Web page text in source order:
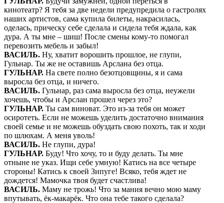
кинотеатр? Я тебя за две недели предупредила о гастролях
наших артистов, сама купила билеты, накрасилась,
оделась, прическу себе сделала и сидела тебя ждала, как
дура. А ты мне – шиш! После смены кому-то помогал
перевозить мебель и забыл!
ВАСИЛЬ. Ну, хватит ворошить прошлое, не глупи,
Гульнар. Ты же не оставишь Арслана без отца.
ГУЛЬНАР. На свете полно безотцовщины, я и сама
выросла без отца, и ничего.
ВАСИЛЬ. Гульнар, раз сама выросла без отца, неужели
хочешь, чтобы и Арслан прошел через это?
ГУЛЬНАР. Ты сам виноват. Это из-за тебя он может
осиротеть. Если не можешь уделить достаточно внимания
своей семье и не можешь обуздать свою похоть, так и ходи
по шлюхам. А меня уволь!
ВАСИЛЬ. Не глупи, дура!
ГУЛЬНАР. Буду! Что хочу, то и буду делать. Ты мне
отныне не указ. Ищи себе умную! Катись на все четыре
стороны! Катись к своей Зипуге! Всяко, тебя ждет не
дождется! Мамочка твоя будет счастлива!
ВАСИЛЬ. Маму не трожь! Что за мания вечно мою маму
впутывать, ёк-макарёк. Что она тебе такого сделала?